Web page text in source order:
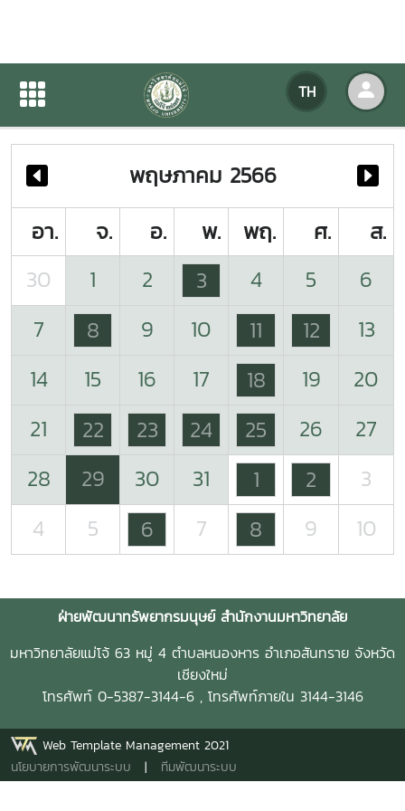
TH
ปฏิทินกิจกรรมของหน่วยงาน
ปฏิทินกิจกรรมของหน่วยงาน
พฤษภาคม 2566
อา.
จ. อ. พ. พฤ. ศ.
ส.
30
1 2 3 4 5
6
7
8 9 10 11 12
13
14
15 16 17 18 19
20
21
22 23 24 25 26
27
28
29 30 31 1 2
3
4
5 6 7 8 9 10
ฝ่ายพัฒนาทรัพยากรมนุษย์ สำนักงานมหาวิทยาลัย
มหาวิทยาลัยแม่โจ้ 63 หมู่ 4 ตำบลหนองหาร อำเภอสันทราย จังหวัด
เชียงใหม่
โทรศัพท์ 0-5387-3144-6 , โทรศัพท์ภายใน 3144-3146
Web Template Management 2021
นโยบายการพัฒนาระบบ | ทีมพัฒนาระบบ